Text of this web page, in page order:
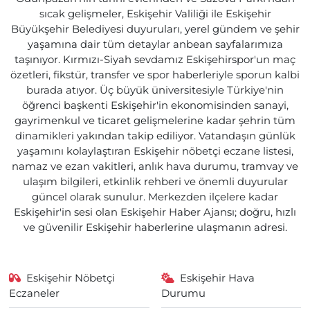
sıcak gelişmeler, Eskişehir Valiliği ile Eskişehir
Büyükşehir Belediyesi duyuruları, yerel gündem ve şehir
yaşamına dair tüm detaylar anbean sayfalarımıza
taşınıyor. Kırmızı-Siyah sevdamız Eskişehirspor'un maç
özetleri, fikstür, transfer ve spor haberleriyle sporun kalbi
burada atıyor. Üç büyük üniversitesiyle Türkiye'nin
öğrenci başkenti Eskişehir'in ekonomisinden sanayi,
gayrimenkul ve ticaret gelişmelerine kadar şehrin tüm
dinamikleri yakından takip ediliyor. Vatandaşın günlük
yaşamını kolaylaştıran Eskişehir nöbetçi eczane listesi,
namaz ve ezan vakitleri, anlık hava durumu, tramvay ve
ulaşım bilgileri, etkinlik rehberi ve önemli duyurular
güncel olarak sunulur. Merkezden ilçelere kadar
Eskişehir'in sesi olan Eskişehir Haber Ajansı; doğru, hızlı
ve güvenilir Eskişehir haberlerine ulaşmanın adresi.
Eskişehir Nöbetçi
Eczaneler
Eskişehir Hava
Durumu